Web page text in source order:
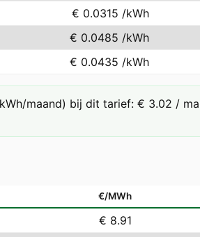
€ 0.0315 /kWh
€ 0.0485 /kWh
€ 0.0435 /kWh
maand) bij dit tarief: € 3.02 /
€/MWh
€ 8.91